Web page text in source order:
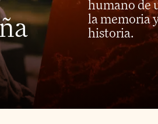
humano de
la memoria
historia.